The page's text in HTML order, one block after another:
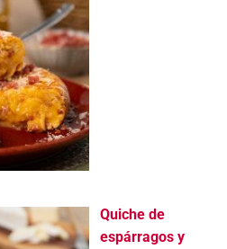
Quiche de
espárragos y